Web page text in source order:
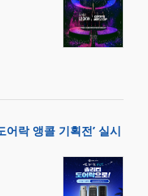
락 앵콜 기획전’ 실시